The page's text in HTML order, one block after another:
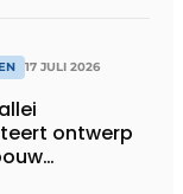
17 JULI 2026
ontwerp